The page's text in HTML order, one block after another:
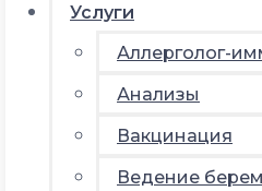
Услуги
Аллерголог-
Анализы
Вакцинация
Ведение